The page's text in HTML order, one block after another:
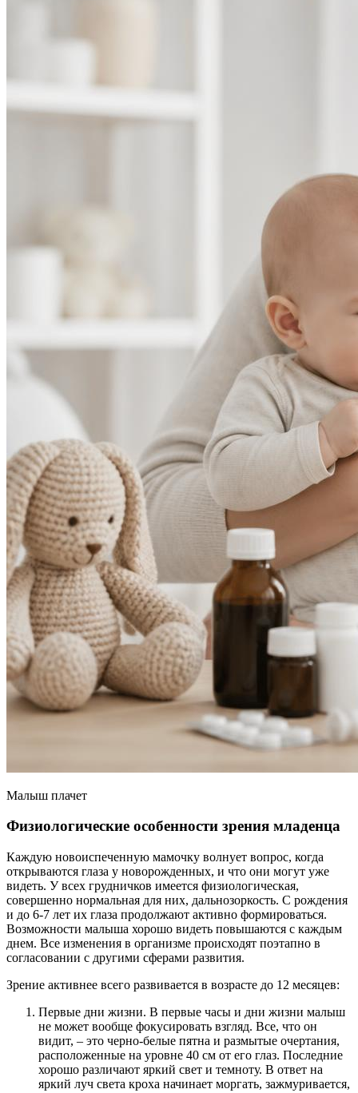
Малыш плачет
Физиологические особенности зрения младенца
Каждую новоиспеченную мамочку волнует вопрос, когда
открываются глаза у новорожденных, и что они могут уже
видеть. У всех грудничков имеется физиологическая,
совершенно нормальная для них, дальнозоркость. С рождения
и до 6-7 лет их глаза продолжают активно формироваться.
Возможности малыша хорошо видеть повышаются с каждым
днем. Все изменения в организме происходят поэтапно в
согласовании с другими сферами развития.
Зрение активнее всего развивается в возрасте до 12 месяцев:
Первые дни жизни. В первые часы и дни жизни малыш
не может вообще фокусировать взгляд. Все, что он
видит, – это черно-белые пятна и размытые очертания,
расположенные на уровне 40 см от его глаз. Последние
хорошо различают яркий свет и темноту. В ответ на
яркий луч света кроха начинает моргать, зажмуривается,